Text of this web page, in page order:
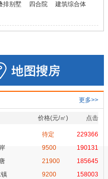
排别墅 四合院
建筑综合体
更多>>
价格(元/㎡) 点击
待定
229366
9500
190131
21900
185645
镇
9200 158003